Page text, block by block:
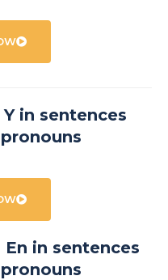
in sentences
in sentences